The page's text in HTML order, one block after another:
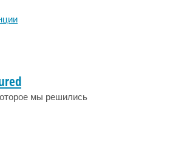
мы решились
проблемы